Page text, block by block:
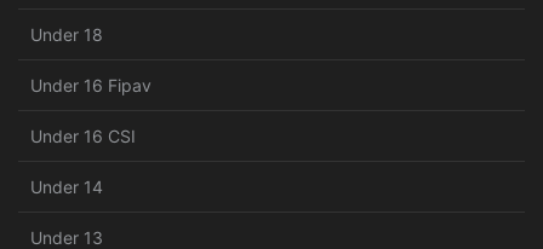
Under 18
Under 16 Fipav
Under 16 CSI
Under 14
Under 13